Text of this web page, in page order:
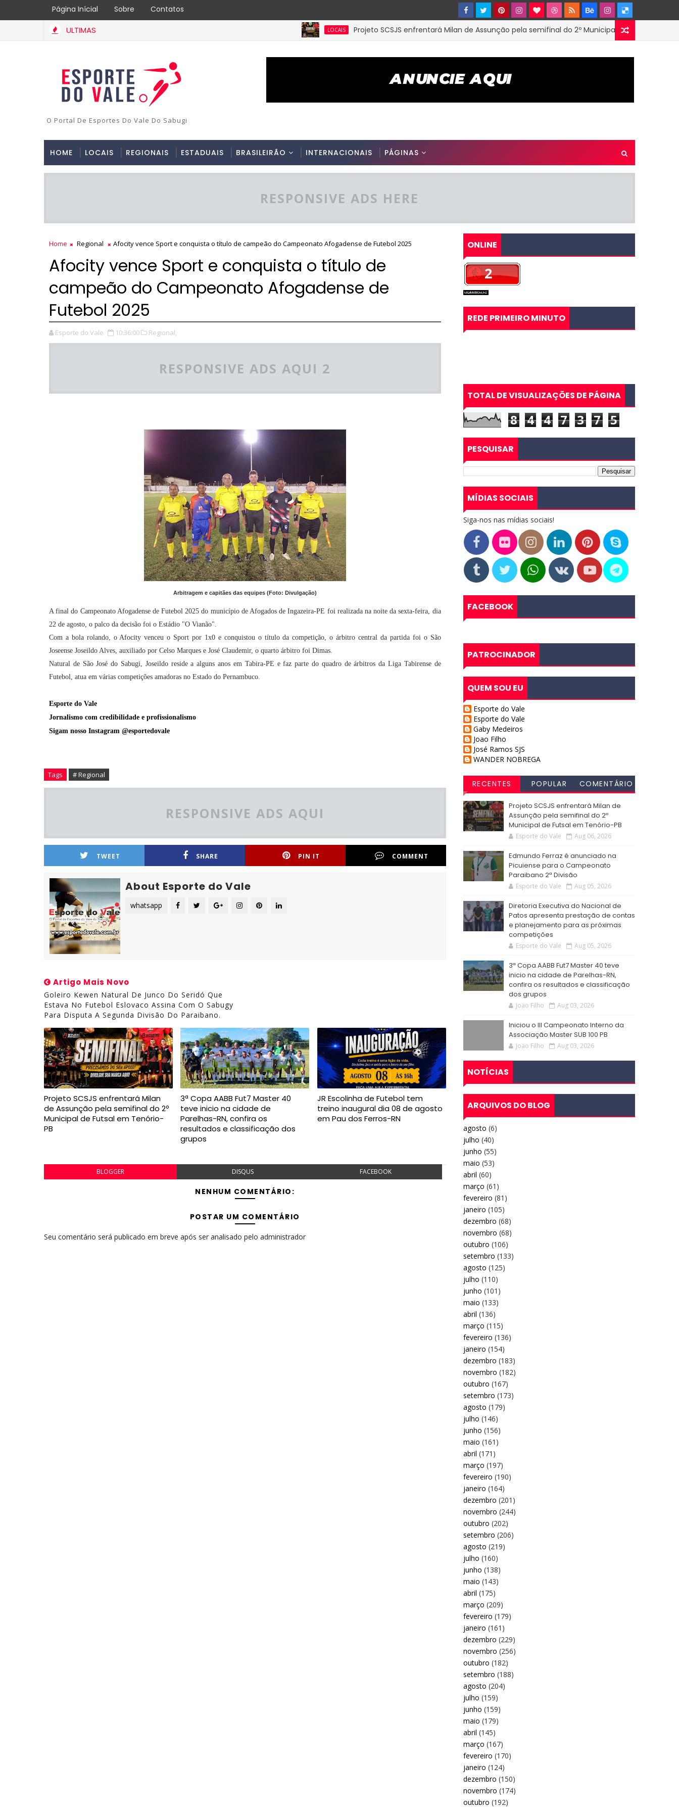
Página Inícial Sobre Contatos
ULTIMAS LOCAIS Projeto SCSJS enfrentará Milan de Assunção pela semifinal do 2º Municipal de Futsal em Tenório-
O Portal De Esportes Do Vale Do Sabugi
HOME LOCAIS REGIONAIS ESTADUAIS BRASILEIRÃO INTERNACIONAIS PÁGINAS
RESPONSIVE ADS HERE
Home Regional Afocity vence Sport e conquista o título de campeão do Campeonato Afogadense de Futebol 2025
Afocity vence Sport e conquista o título de
campeão do Campeonato Afogadense de
Futebol 2025
Esporte do Vale 10:36:00 Regional,
RESPONSIVE ADS AQUI 2
Arbitragem e capitães das equipes (Foto: Divulgação)
A final do Campeonato Afogadense de Futebol 2025 do município de Afogados de Ingazeira-PE foi realizada na noite da sexta-feira, dia
22 de agosto, o palco da decisão foi o Estádio "O Vianão".
Com a bola rolando, o Afocity venceu o Sport por 1x0 e conquistou o título da competição, o árbitro central da partida foi o São
Joseense Joseildo Alves, auxiliado por Celso Marques e José Claudemir, o quarto árbitro foi Dimas.
Natural de São José do Sabugi, Joseildo reside a alguns anos em Tabira-PE e faz parte do quadro de árbitros da Liga Tabirense de
Futebol, atua em várias competições amadoras no Estado do Pernambuco.
Esporte do Vale
Jornalismo com credibilidade e profissionalismo
Sigam nosso Instagram @esportedovale
Tags # Regional
RESPONSIVE ADS AQUI
TWEET SHARE PIN IT COMMENT
About Esporte do Vale
whatsapp
Artigo Mais Novo
Goleiro Kewen Natural De Junco Do Seridó Que
Estava No Futebol Eslovaco Assina Com O Sabugy
Para Disputa A Segunda Divisão Do Paraibano.
Projeto SCSJS enfrentará Milan
de Assunção pela semifinal do 2º
Municipal de Futsal em Tenório-
PB
3ª Copa AABB Fut7 Master 40
teve inicio na cidade de
Parelhas-RN, confira os
resultados e classificação dos
grupos
JR Escolinha de Futebol tem
treino inaugural dia 08 de agosto
em Pau dos Ferros-RN
BLOGGER DISQUS FACEBOOK
NENHUM COMENTÁRIO:
POSTAR UM COMENTÁRIO
Seu comentário será publicado em breve após ser analisado pelo administrador
ONLINE
REDE PRIMEIRO MINUTO
TOTAL DE VISUALIZAÇÕES DE PÁGINA
8 4 4 7 3 7 5
PESQUISAR
MÍDIAS SOCIAIS
Siga-nos nas mídias sociais!
FACEBOOK
PATROCINADOR
QUEM SOU EU
Esporte do Vale
Esporte do Vale
Gaby Medeiros
Joao Filho
José Ramos SJS
WANDER NOBREGA
RECENTES POPULAR
COMENTÁRIO
Projeto SCSJS enfrentará Milan de
Assunção pela semifinal do 2º
Municipal de Futsal em Tenório-PB
Esporte do Vale Aug 06, 2026
Edmundo Ferraz é anunciado na
Picuiense para o Campeonato
Paraibano 2ª Divisão
Esporte do Vale Aug 05, 2026
Diretoria Executiva do Nacional de
Patos apresenta prestação de contas
e planejamento para as próximas
competições
Esporte do Vale Aug 05, 2026
3ª Copa AABB Fut7 Master 40 teve
inicio na cidade de Parelhas-RN,
confira os resultados e classificação
dos grupos
Joao Filho Aug 03, 2026
Iniciou o III Campeonato Interno da
Associação Master SUB 100 PB
Joao Filho Aug 03, 2026
NOTÍCIAS
ARQUIVOS DO BLOG
agosto (6)
julho (40)
junho (55)
maio (53)
abril (60)
março (61)
fevereiro (81)
janeiro (105)
dezembro (68)
novembro (68)
outubro (106)
setembro (133)
agosto (125)
julho (110)
junho (101)
maio (133)
abril (136)
março (115)
fevereiro (136)
janeiro (154)
dezembro (183)
novembro (182)
outubro (167)
setembro (173)
agosto (179)
julho (146)
junho (156)
maio (161)
abril (171)
março (197)
fevereiro (190)
janeiro (164)
dezembro (201)
novembro (244)
outubro (202)
setembro (206)
agosto (219)
julho (160)
junho (138)
maio (143)
abril (175)
março (209)
fevereiro (179)
janeiro (161)
dezembro (229)
novembro (256)
outubro (182)
setembro (188)
agosto (204)
julho (159)
junho (159)
maio (179)
abril (145)
março (167)
fevereiro (170)
janeiro (124)
dezembro (150)
novembro (174)
outubro (192)